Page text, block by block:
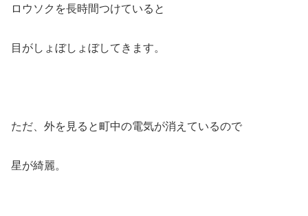
ロウソクを長時間つけていると
目がしょぼしょぼしてきます。
ただ、外を見ると町中の電気が消えているので
星が綺麗。